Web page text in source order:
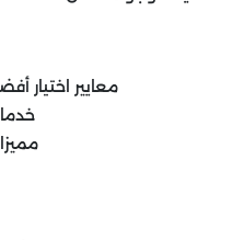
معايير اختيار